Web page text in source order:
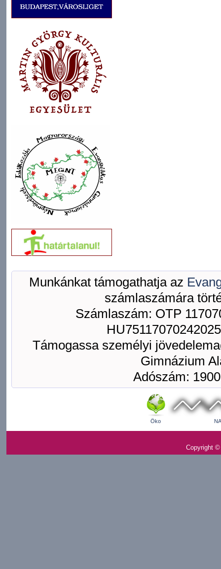
Munkánkat támogathatja az
számlaszámára
Számlaszám: OTP
Támogassa személyi
Gimnázium
Adószám:
Öko
Copyright